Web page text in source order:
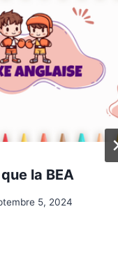
la BEA
5, 2024